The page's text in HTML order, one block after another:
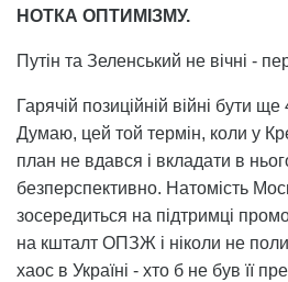
НОТКА ОПТИМІЗМУ.
Путін та Зеленський не вічні -
Гарячій позиційній війні бути
Думаю, цей той термін, коли у
план не вдався і вкладати в
безперспективно. Натомість
зосередиться на підтримці
на кшталт ОПЗЖ і ніколи не
хаос в Україні - хто б не був її